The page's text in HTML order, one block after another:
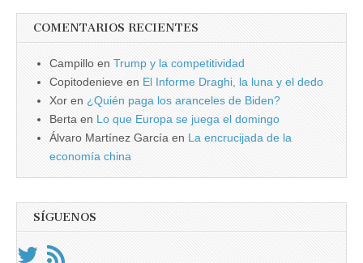
COMENTARIOS RECIENTES
Campillo en Trump y la competitividad
Copitodenieve en El Informe Draghi, la luna y el dedo
Xor en ¿Quién paga los aranceles de Biden?
Berta en Lo que Europa se juega el domingo
Álvaro Martínez García en La encrucijada de la
economía china
SÍGUENOS